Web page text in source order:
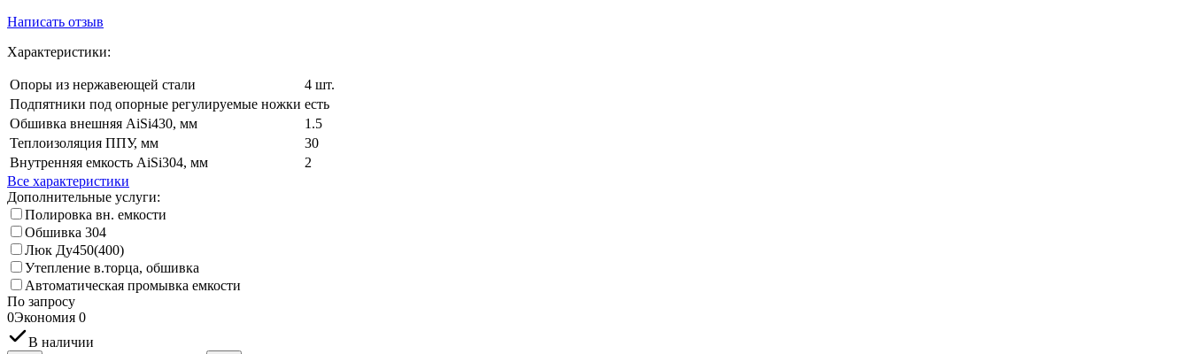
Написать отзыв
Характеристики:
Опоры из нержавеющей стали
4 шт.
Подпятники под опорные регулируемые ножки есть
Обшивка внешняя AiSi430, мм
1.5
Теплоизоляция ППУ, мм
30
Внутренняя емкость AiSi304, мм
2
Все характеристики
Дополнительные услуги:
Полировка вн. емкости
Обшивка 304
Люк Ду450(400)
Утепление в.торца, обшивка
Автоматическая промывка емкости
По запросу
0Экономия 0
В наличии